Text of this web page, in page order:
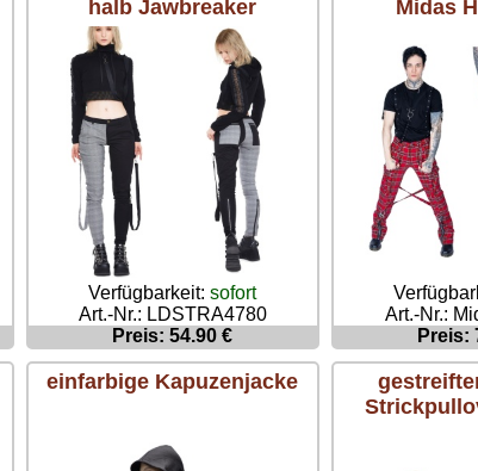
halb Jawbreaker
Verfügbarkeit:sofort
Art.-Nr.: LDSTRA4780
Preis: 54.90 €
Midas
Art.-Nr.:
Preis:
einfarbige Kapuzenjacke